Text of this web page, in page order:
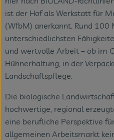
ist der Hof als Werkstatt für
(WfbM) anerkannt. Rund 100
unterschiedlichsten
und wertvolle Arbeit – ob im
Hühnerhaltung, in der
Landschaftspflege.
Die biologische
hochwertige, regional
eine berufliche Perspektive
allgemeinen Arbeitsmarkt